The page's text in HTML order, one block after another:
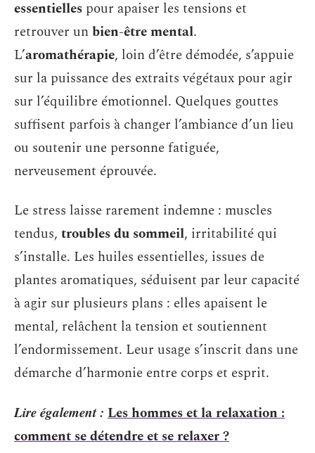
essentielles pour apaiser les tensions et
retrouver unbien-être mental.
L’aromathérapie, loin d’être démodée, s’appuie
sur la puissance des extraits végétaux pour agir
sur l’équilibre émotionnel. Quelques gouttes
suffisent parfois à changer l’ambiance d’un lieu
ou soutenir une personne fatiguée,
nerveusement éprouvée.
Le stress laisse rarement indemne : muscles
tendus, troubles du sommeil, irritabilité qui
s’installe. Les huiles essentielles, issues de
plantes aromatiques, séduisent par leur capacité
à agir sur plusieurs plans : elles apaisent le
mental, relâchent la tension et soutiennent
l’endormissement. Leur usage s’inscrit dans une
démarche d’harmonie entre corps et esprit.
Lire également : Les hommes et la relaxation :
comment se détendre et se relaxer ?